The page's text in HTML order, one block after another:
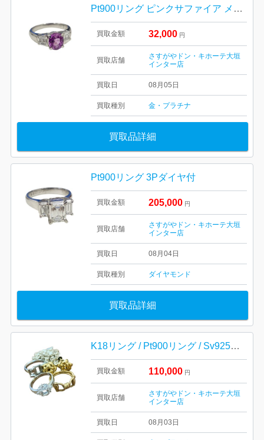
Pt900リング ピンクサファイア メレダイヤ
買取金額 32,000 円
買取店舗
さすがやドン・キホーテ大垣
インター店
買取日 08月05日
買取種別 金・プラチナ
買取品詳細
Pt900リング 3Pダイヤ付
買取金額 205,000 円
買取店舗
さすがやドン・キホーテ大垣
インター店
買取日 08月04日
買取種別 ダイヤモンド
買取品詳細
K18リング / Pt900リング / Sv925ネックレス
買取金額 110,000 円
買取店舗
さすがやドン・キホーテ大垣
インター店
買取日 08月03日